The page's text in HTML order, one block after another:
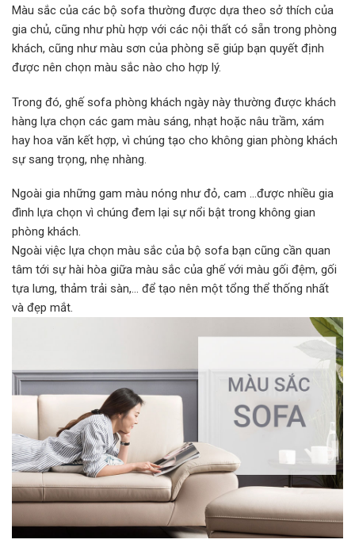
Màu sắc của các bộ sofa thường được dựa theo sở thích của
gia chủ, cũng như phù hợp với các nội thất có sẵn trong phòng
khách, cũng như màu sơn của phòng sẽ giúp bạn quyết định
được nên chọn màu sắc nào cho hợp lý.
Trong đó, ghế sofa phòng khách ngày này thường được khách
hàng lựa chọn các gam màu sáng, nhạt hoặc nâu trầm, xám
hay hoa văn kết hợp, vì chúng tạo cho không gian phòng khách
sự sang trọng, nhẹ nhàng.
Ngoài gia những gam màu nóng như đỏ, cam …được nhiều gia
đình lựa chọn vì chúng đem lại sự nổi bật trong không gian
phòng khách.
Ngoài việc lựa chọn màu sắc của bộ sofa bạn cũng cần quan
tâm tới sự hài hòa giữa màu sắc của ghế với màu gối đệm, gối
tựa lưng, thảm trải sàn,… để tạo nên một tổng thể thống nhất
và đẹp mắt.